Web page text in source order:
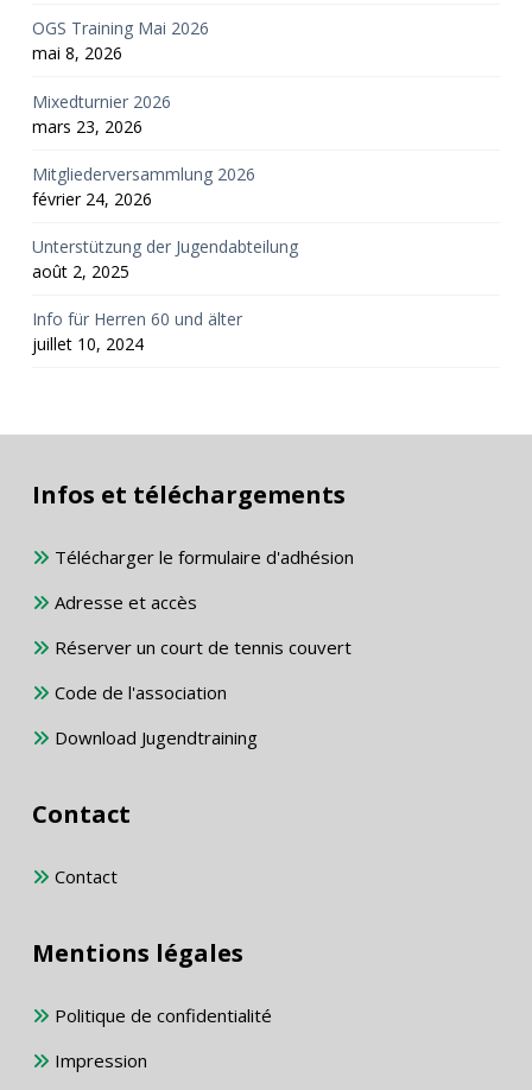
OGS Training Mai 2026
mai 8, 2026
Mixedturnier 2026
mars 23, 2026
Mitgliederversammlung 2026
février 24, 2026
Unterstützung der Jugendabteilung
août 2, 2025
Info für Herren 60 und älter
juillet 10, 2024
Infos et téléchargements
Télécharger le formulaire d'adhésion
Adresse et accès
Réserver un court de tennis couvert
Code de l'association
Download Jugendtraining
Contact
Contact
Mentions légales
Politique de confidentialité
Impression